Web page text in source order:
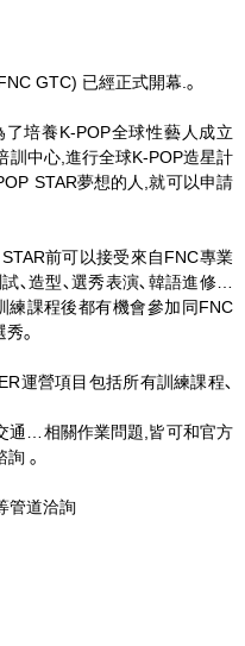
GTC) 已經正式開幕.｡
了培養K-POP全球性藝人成立
訓中心,進行全球K-POP造星計
STAR夢想的人,就可以申請
前可以接受來自FNC專業
､造型､選秀表演､韓語進修…
練課程後都有機會參加同FNC
秀｡
運營項目包括所有訓練課程､
通…相關作業問題,皆可和官方
詢 ｡
管道洽詢